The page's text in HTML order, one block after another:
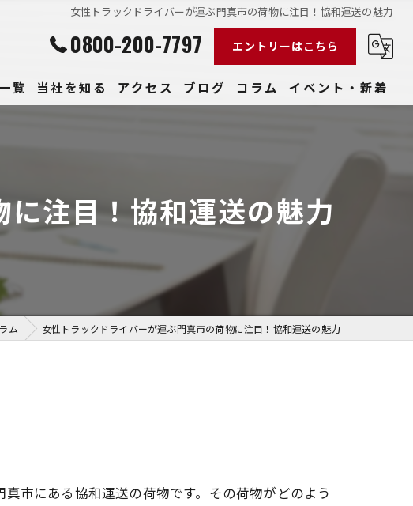
女性トラックドライバーが運ぶ門真市の荷物に注目！協和運送の魅力
0800-200-7797 エントリーはこちら
覧 当社を知る
高収入
アクセス ブログ コラム イベント・新着
注目！協和運送の魅力
ム 女性トラックドライバーが運ぶ門真市の荷物に注目！協和運送の魅力
市にある協和運送の荷物です。その荷物がどのよう